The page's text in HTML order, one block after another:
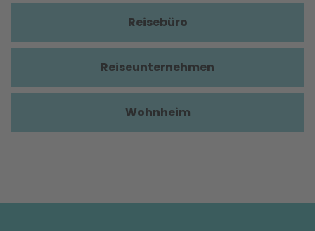
Reisebüro
Reiseunternehmen
Wohnheim